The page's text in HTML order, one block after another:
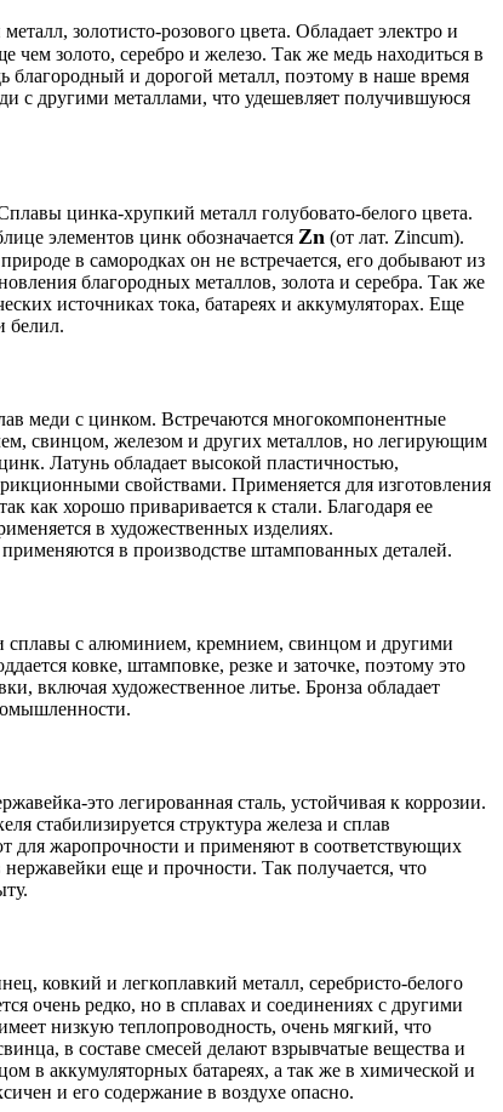
золотисто-розового цвета. Обладает электро и
чем золото, серебро и железо. Так же медь находиться в
и дорогой металл, поэтому в наше время
с другими металлами, что удешевляет получившуюся
цинка-хрупкий металл голубовато-белого цвета.
элементов цинк обозначается Zn (от лат. Zincum).
в самородках он не встречается, его добывают из
благородных металлов, золота и серебра. Так же
источниках тока, батареях и аккумуляторах. Еще
белил.
меди с цинком. Встречаются многокомпонентные
свинцом, железом и других металлов, но легирующим
Латунь обладает высокой пластичностью,
свойствами. Применяется для изготовления
как хорошо приваривается к стали. Благодаря ее
в художественных изделиях.
в производстве штампованных деталей.
сплавы с алюминием, кремнием, свинцом и другими
ковке, штамповке, резке и заточке, поэтому это
включая художественное литье. Бронза обладает
это легированная сталь, устойчивая к коррозии.
стабилизируется структура железа и сплав
для жаропрочности и применяют в соответствующих
еще и прочности. Так получается, что
ковкий и легкоплавкий металл, серебристо-белого
очень редко, но в сплавах и соединениях с другими
низкую теплопроводность, очень мягкий, что
в составе смесей делают взрывчатые вещества и
в аккумуляторных батареях, а так же в химической и
и его содержание в воздухе опасно.